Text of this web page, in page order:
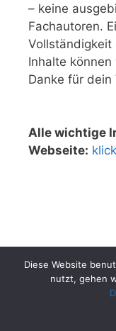
– keine
Fachautoren.
Vollständigkeit
Inhalte
Danke für dein
Alle wichtige
Webseite:
© 2026 San
Diese Website
nutzt, gehen